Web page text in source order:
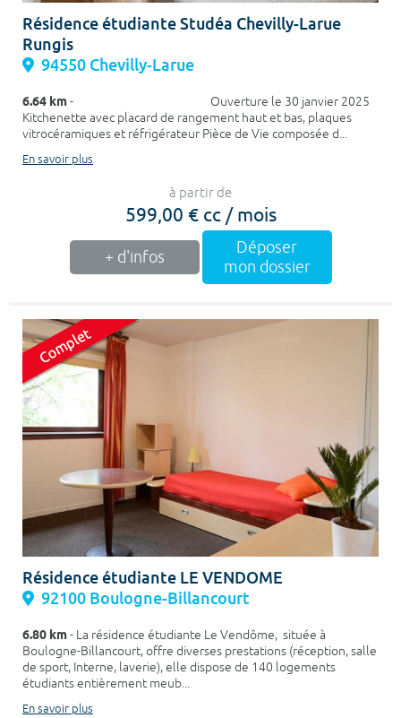
Résidence étudiante Studéa Chevilly-Larue
Rungis
94550 Chevilly-Larue
6.64 km- Ouverture le 30 janvier 2025
Kitchenette avec placard de rangement haut et bas, plaques
vitrocéramiques et réfrigérateur Pièce de Vie composée d...
En savoir plus
à partir de
599,00 € cc / mois
+ d'infos
Déposer
mon dossier
Résidence étudiante LE VENDOME
92100 Boulogne-Billancourt
6.80 km- La résidence étudiante Le Vendôme, située à
Boulogne-Billancourt, offre diverses prestations (réception, salle
de sport, Interne, laverie), elle dispose de 140 logements
étudiants entièrement meub...
En savoir plus